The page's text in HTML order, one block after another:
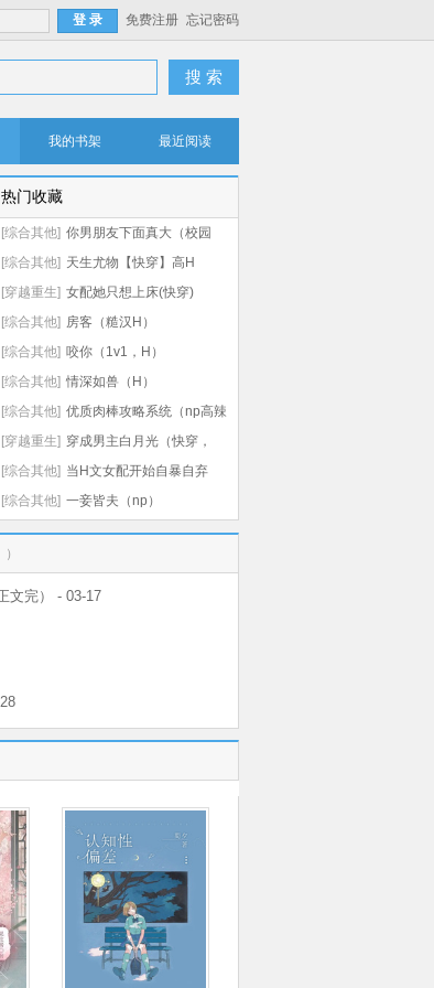
免费注册 忘记密码
搜 索
我的书架 最近阅读
热门收藏
[综合其他] 你男朋友下面真大（校园
np 高h）
[综合其他] 天生尤物【快穿】高H
[穿越重生] 女配她只想上床(快穿)
[综合其他] 房客（糙汉H）
[综合其他] 咬你（1v1，H）
[综合其他] 情深如兽（H）
[综合其他] 优质肉棒攻略系统（np高辣
文）
[穿越重生] 穿成男主白月光（快穿，
nph）
[综合其他] 当H文女配开始自暴自弃
（NP，高H）
[综合其他] 一妾皆夫（np）
文完） - 03-17